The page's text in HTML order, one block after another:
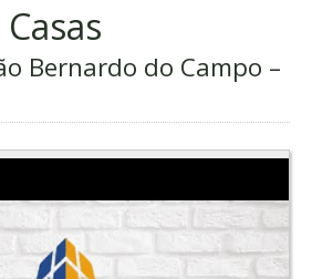
Casas
Bernardo do Campo –